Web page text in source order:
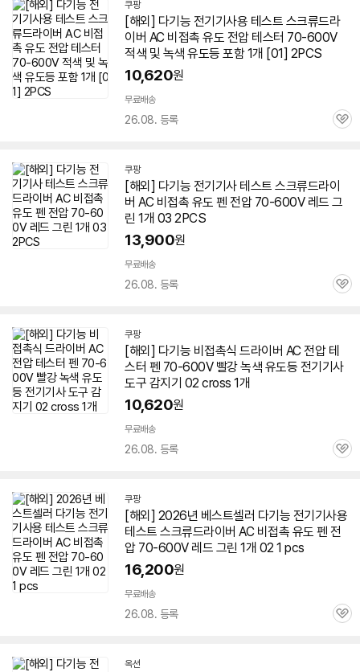
쿠팡
[해외] 다기능 전기기사용 테스트 스크류드라
이버 AC 비접촉 유도 전압 테스터 70-600V
적색 및 녹색 유도등 포함 1개 [01] 2PCS
10,620원
무료배송
26.08. 등록
관
쿠팡
[해외] 다기능 전기기사 테스트 스크류드라이
버 AC 비접촉 유도 펜 전압 70-600V 레드 그
린 1개 03 2PCS
13,900원
무료배송
26.08. 등록
관
쿠팡
[해외] 다기능 비접촉식 드라이버 AC 전압 테
스터 펜 70-600V 빨강 녹색 유도등 전기기사
도구 감지기 02 cross 1개
10,620원
무료배송
26.08. 등록
관
쿠팡
[해외] 2026년 베스트셀러 다기능 전기기사용
테스트 스크류드라이버 AC 비접촉 유도 펜 전
압 70-600V 레드 그린 1개 02 1 pcs
16,200원
무료배송
26.08. 등록
관
옥션